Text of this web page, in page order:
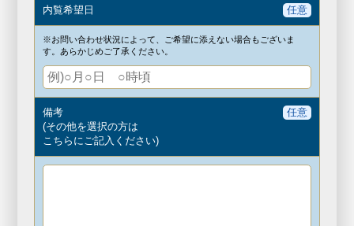
内覧希望日 任意
※お問い合わせ状況によって、ご希望に添えない場合もございま
す。 あらかじめご了承ください。
備考
(その他を選択の方は
こちらにご記入ください)
任意